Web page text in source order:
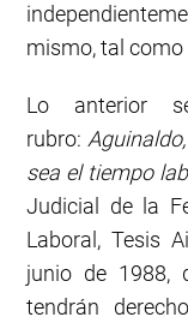
mismo, tal como
Lo anterior
rubro:
sea el tiempo
Judicial de la
Laboral, Tesis
junio de 1988,
tendrán